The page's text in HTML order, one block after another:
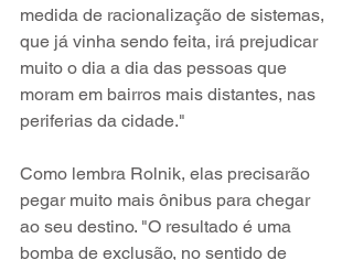
medida de racionalização de sistemas,
que já vinha sendo feita, irá prejudicar
muito o dia a dia das pessoas que
moram em bairros mais distantes, nas
periferias da cidade."
Como lembra Rolnik, elas precisarão
pegar muito mais ônibus para chegar
ao seu destino. "O resultado é uma
bomba de exclusão, no sentido de